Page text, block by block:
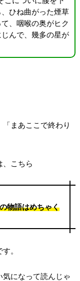
ひね曲がった煙草
、咽喉の奥がヒク
んで、幾多の星が
まあここで終わり
、こちら
物語はめちゃく
。
気になって読んじゃ